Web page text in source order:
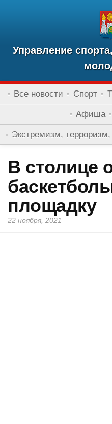
Управление
Все новости Спорт
Афиша
Экстремизм,
В столице
площадку
22 ноября, 2021